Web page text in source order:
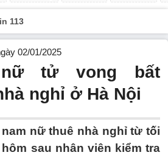
113
02/01/2025
tử vong bất
nghỉ ở Hà Nội
nữ thuê nhà nghỉ từ tối
sau nhân viên kiểm tra